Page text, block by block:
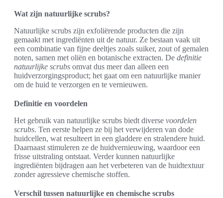
Wat zijn natuurlijke scrubs?
Natuurlijke scrubs zijn exfoliërende producten die zijn
gemaakt met ingrediënten uit de natuur. Ze bestaan vaak uit
een combinatie van fijne deeltjes zoals suiker, zout of gemalen
noten, samen met oliën en botanische extracten. De definitie
natuurlijke scrubs omvat dus meer dan alleen een
huidverzorgingsproduct; het gaat om een natuurlijke manier
om de huid te verzorgen en te vernieuwen.
Definitie en voordelen
Het gebruik van natuurlijke scrubs biedt diverse voordelen
scrubs. Ten eerste helpen ze bij het verwijderen van dode
huidcellen, wat resulteert in een gladdere en stralendere huid.
Daarnaast stimuleren ze de huidvernieuwing, waardoor een
frisse uitstraling ontstaat. Verder kunnen natuurlijke
ingrediënten bijdragen aan het verbeteren van de huidtextuur
zonder agressieve chemische stoffen.
Verschil tussen natuurlijke en chemische scrubs